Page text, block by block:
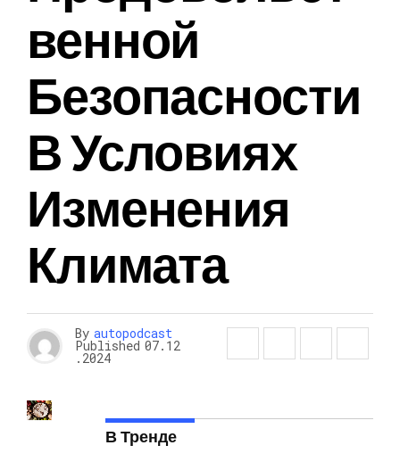
Венной
Безопасности
В Условиях
Изменения
Климата
By autopodcast
Published 07.12
.2024
В Тренде